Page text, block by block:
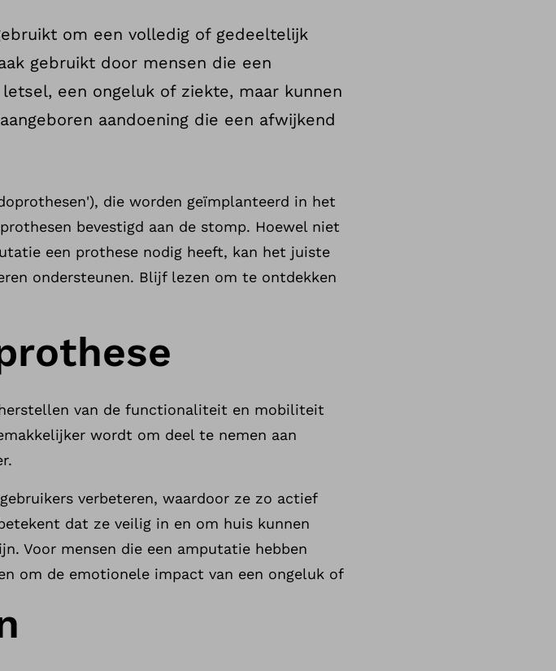
om een volledig of gedeeltelijk
gebruikt door mensen die een
een ongeluk of ziekte, maar kunnen
aandoening die een afwijkend
die worden geïmplanteerd in het
bevestigd aan de stomp. Hoewel niet
een prothese nodig heeft, kan het juiste
ondersteunen. Blijf lezen om te ontdekken
van de functionaliteit en mobiliteit
wordt om deel te nemen aan
verbeteren, waardoor ze zo actief
dat ze veilig in en om huis kunnen
Voor mensen die een amputatie hebben
om de emotionele impact van een ongeluk of